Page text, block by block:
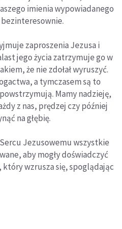
imienia wypowiadanego
zaproszenia Jezusa i
jego życia zatrzymuje go w
że nie zdołał wyruszyć.
a tymczasem są to
Mamy nadzieję,
z nas, prędzej czy później
na głębię.
Jezusowemu wszystkie
aby mogły doświadczyć
który wzrusza się, spoglądając